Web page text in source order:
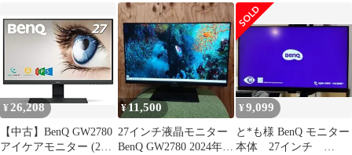
①
アイケアモニター Full
HD/IPS/HDMI/DP/ブル
ーライト軽減プラス/フ
リッカーフリー/ティル
ト機能/27型 PCモニタ
ー スピーカー非搭載
¥26,208
【中古】BenQ GW2780
アイケアモニター (27
¥11,500
27インチ液晶モニター
BenQ GW2780 2024年製
¥9,099
と*も様 BenQ モニター
本体 27インチ